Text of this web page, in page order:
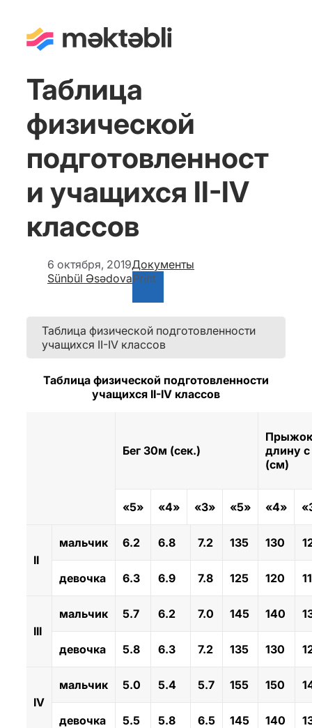
Таблица
физической
подготовленност
и учащихся II-IV
классов
6 октября, 2019Документы
Sünbül ƏsədovaPrint
Таблица физической подготовленности
учащихся II-IV классов
Таблица физической подготовленности
учащихся II-IV классов
Бег 30м (сек.)
длину
(см)
«5» «4» «3» «5» «4»
II
мальчик 6.2 6.8 7.2 135 130
девочка 6.3 6.9 7.8 125 120
III
мальчик 5.7 6.2 7.0 145 140
девочка 5.8 6.3 7.2 135 130
IV
мальчик 5.0 5.4 5.7 155 150
девочка 5.5 5.8 6.5 145 140